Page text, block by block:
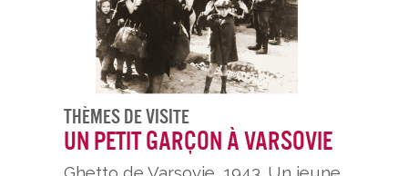
Thèmes De Visite
Un petit garçon à Varsovie